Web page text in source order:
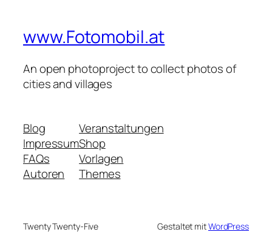
www.Fotomobil.at
An open photoproject to collect photos of
cities and villages
Blog
Impressum
FAQs
Autoren
Veranstaltungen
Shop
Vorlagen
Themes
Twenty Twenty-Five Gestaltet mitWordPress